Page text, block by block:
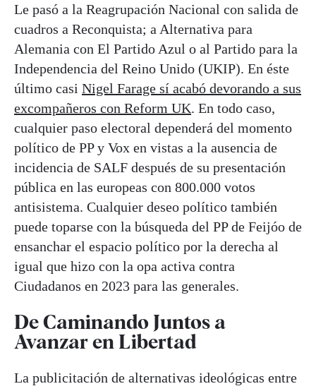
Le pasó a la Reagrupación Nacional con salida de
cuadros a Reconquista; a Alternativa para
Alemania con El Partido Azul o al Partido para la
Independencia del Reino Unido (UKIP). En éste
último casi Nigel Farage sí acabó devorando a sus
excompañeros con Reform UK. En todo caso,
cualquier paso electoral dependerá del momento
político de PP y Vox en vistas a la ausencia de
incidencia de SALF después de su presentación
pública en las europeas con 800.000 votos
antisistema. Cualquier deseo político también
puede toparse con la búsqueda del PP de Feijóo de
ensanchar el espacio político por la derecha al
igual que hizo con la opa activa contra
Ciudadanos en 2023 para las generales.
De Caminando Juntos a
Avanzar en Libertad
La publicitación de alternativas ideológicas entre